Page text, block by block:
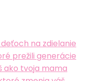
na zdielanie
prežili generácie
ako tvoja mama